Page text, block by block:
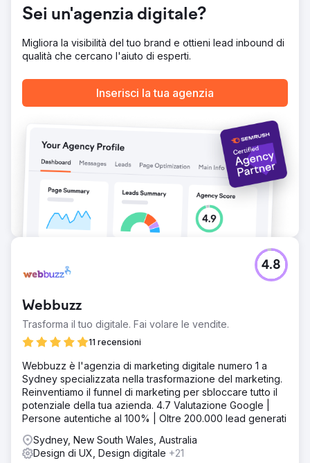
delle richieste demo generate dai contenuti.
Vai alla pagina agenzia
Sei un'agenzia digitale?
Migliora la visibilità del tuo brand e ottieni lead inbound di
qualità che cercano l'aiuto di esperti.
Inserisci la tua agenzia
Webbuzz
Trasforma il tuo digitale. Fai volare le vendite.
11 recensioni
4.8
Webbuzz è l'agenzia di marketing digitale numero 1 a
Sydney specializzata nella trasformazione del marketing.
Reinventiamo il funnel di marketing per sbloccare tutto il
potenziale della tua azienda. 4.7 Valutazione Google |
Persone autentiche al 100% | Oltre 200.000 lead generati
Sydney, New South Wales, Australia
Design di UX, Design digitale +21